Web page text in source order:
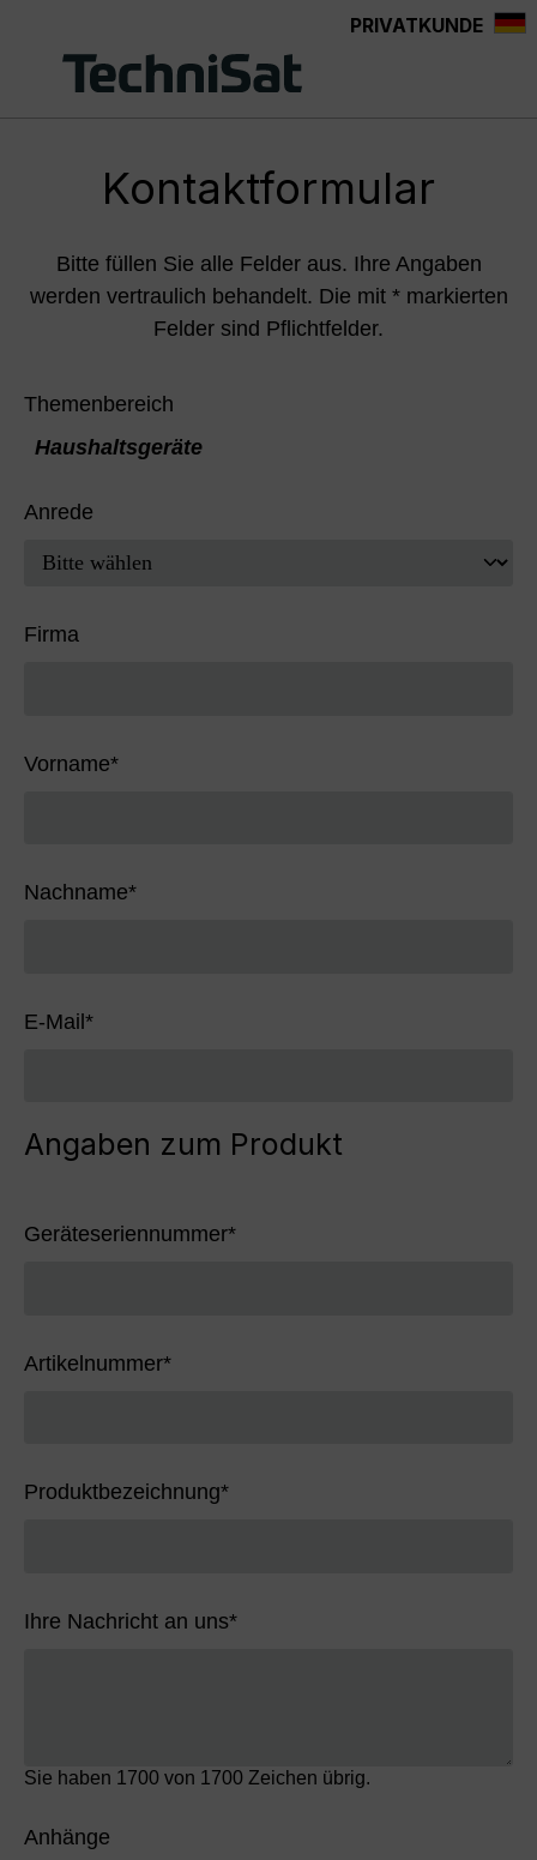
PRIVATKUNDE
Kontaktformular
Bitte füllen Sie alle Felder aus. Ihre Angaben
werden vertraulich behandelt. Die mit * markierten
Felder sind Pflichtfelder.
Themenbereich
Haushaltsgeräte
Anrede
Firma
Vorname*
Nachname*
E-Mail*
Angaben zum Produkt
Geräteseriennummer*
Artikelnummer*
Produktbezeichnung*
Ihre Nachricht an uns*
Sie haben 1700 von 1700 Zeichen übrig.
Anhänge